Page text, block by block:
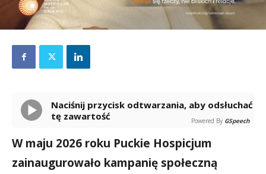
Naciśnij przycisk odtwarzania, aby odsłuchać
tę zawartość
Powered By GSpeech
W maju 2026 roku Puckie Hospicjum
zainaugurowało kampanię społeczną